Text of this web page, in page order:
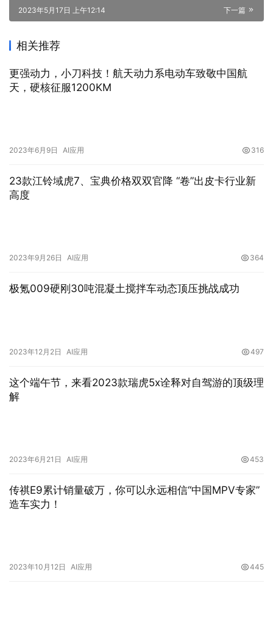
下一篇
2023年5月17日 上午12:14
相关推荐
更强动力，小刀科技！航天动力系电动车致敬中国航
天，硬核征服1200KM
2023年6月9日 AI应用 316
23款江铃域虎7、宝典价格双双官降 “卷”出皮卡行业新
高度
2023年9月26日 AI应用 364
极氪009硬刚30吨混凝土搅拌车动态顶压挑战成功
2023年12月2日 AI应用 497
这个端午节，来看2023款瑞虎5x诠释对自驾游的顶级理
解
2023年6月21日 AI应用 453
传祺E9累计销量破万，你可以永远相信“中国MPV专家”
造车实力！
2023年10月12日 AI应用 445